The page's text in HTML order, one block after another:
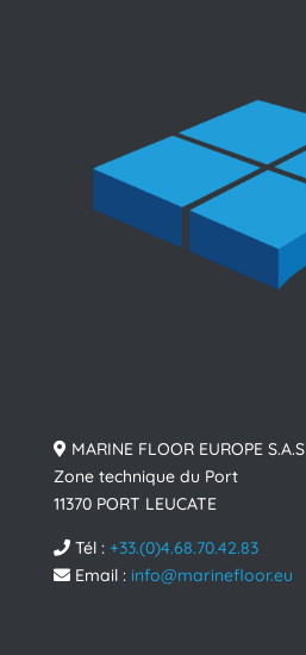
MARINE FLOOR EUROPE S.A.S
Zone technique du Port
11370 PORT LEUCATE
Tél : +33.(0)4.68.70.42.83
Email : info@marinefloor.eu